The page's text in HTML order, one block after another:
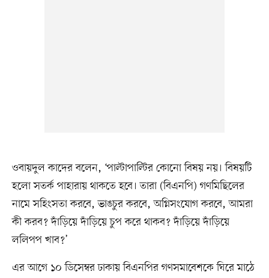
ওবায়দুল কাদের বলেন, ‘পাল্টাপাল্টির কোনো বিষয় নয়। বিষয়টি
হলো সতর্ক পাহারায় থাকতে হবে। তারা (বিএনপি) গণমিছিলের
নামে সহিংসতা করবে, ভাঙচুর করবে, অগ্নিসংযোগ করবে, আমরা
কী করব? দাঁড়িয়ে দাঁড়িয়ে চুপ করে থাকব? দাঁড়িয়ে দাঁড়িয়ে
ললিপপ খাব?’
এর আগে ১০ ডিসেম্বর ঢাকায় বিএনপির গণসমাবেশকে ঘিরে মাঠে